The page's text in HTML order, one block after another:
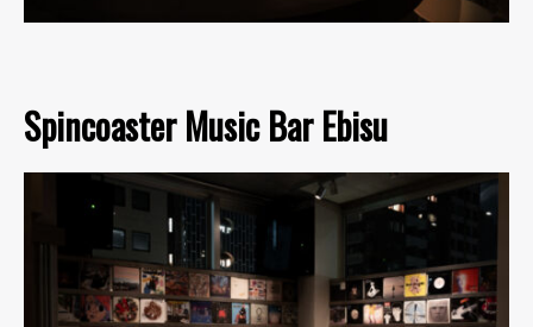
Spincoaster Music Bar Ebisu